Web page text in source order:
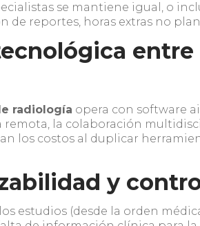
se mantiene igual, o
de reportes, horas extras no
entre
radiología opera con software
remota, la colaboración
los costos al duplicar
y
estudios (desde la orden